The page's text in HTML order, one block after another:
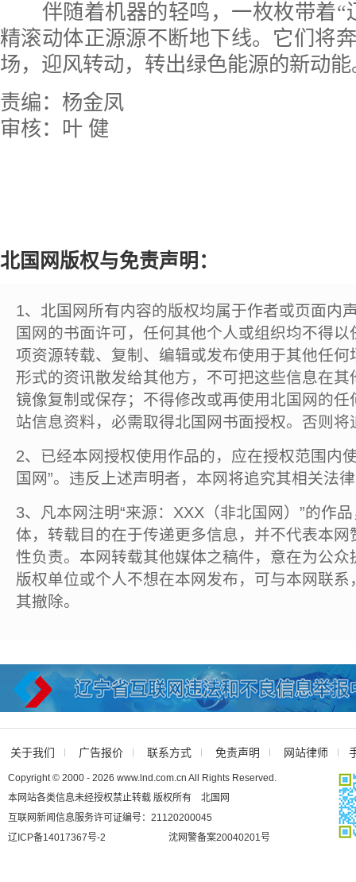
伴随着机器的轻鸣，一枚枚带着“
精滚动体正源源不断地下线。它们将
场，迎风转动，转出绿色能源的新动能
责编：杨金凤
审核：叶 健
北国网版权与免责声明：
1、北国网所有内容的版权均属于作者或页面内
国网的书面许可，任何其他个人或组织均不得
项资源转载、复制、编辑或发布使用于其他任
形式的资讯散发给其他方，不可把这些信息在
镜像复制或保存；不得修改或再使用北国网的
站信息资料，必需取得北国网书面授权。否则将
2、已经本网授权使用作品的，应在授权范围内
国网”。违反上述声明者，本网将追究其相关法
3、凡本网注明“来源：XXX（非北国网）”的作
体，转载目的在于传递更多信息，并不代表本
性负责。本网转载其他媒体之稿件，意在为公
版权单位或个人不想在本网发布，可与本网联
其撤除。
关于我们 广告报价 联系方式 免责声明 网站律师
Copyright © 2000 - 2026 www.lnd.com.cn All Rights Reserved.
本网站各类信息未经授权禁止转载 版权所有 北国网
互联网新闻信息服务许可证编号：21120200045
辽ICP备14017367号-2
沈网警备案20040201号